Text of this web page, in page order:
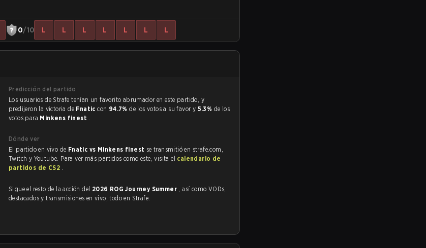
0/10 L L L L L L L
Predicción del partido
Los usuarios de Strafe tenían un favorito abrumador en este partido, y
predijeron la victoria de Fnaticcon 94.7%de los votos a su favor y 5.3% de los
votos para Minkens finest .
Dónde ver
El partido en vivo de Fnatic vs Minkens finest se transmitió en strafe.com,
Twitch y Youtube. Para ver más partidos como este, visita el calendario de
partidos de CS2 .
Sigue el resto de la acción del 2026 ROG Journey Summer , así como VODs,
destacados y transmisiones en vivo, todo en Strafe.